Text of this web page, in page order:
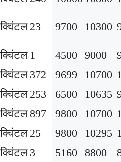
क्विंटल 23 9700 10300
क्विंटल 1 4500 9000
क्विंटल 372 9699 10700
क्विंटल 253 6500 10635
क्विंटल 897 9800 10700
क्विंटल 25 9800 10295
क्विंटल 3 5160 8800